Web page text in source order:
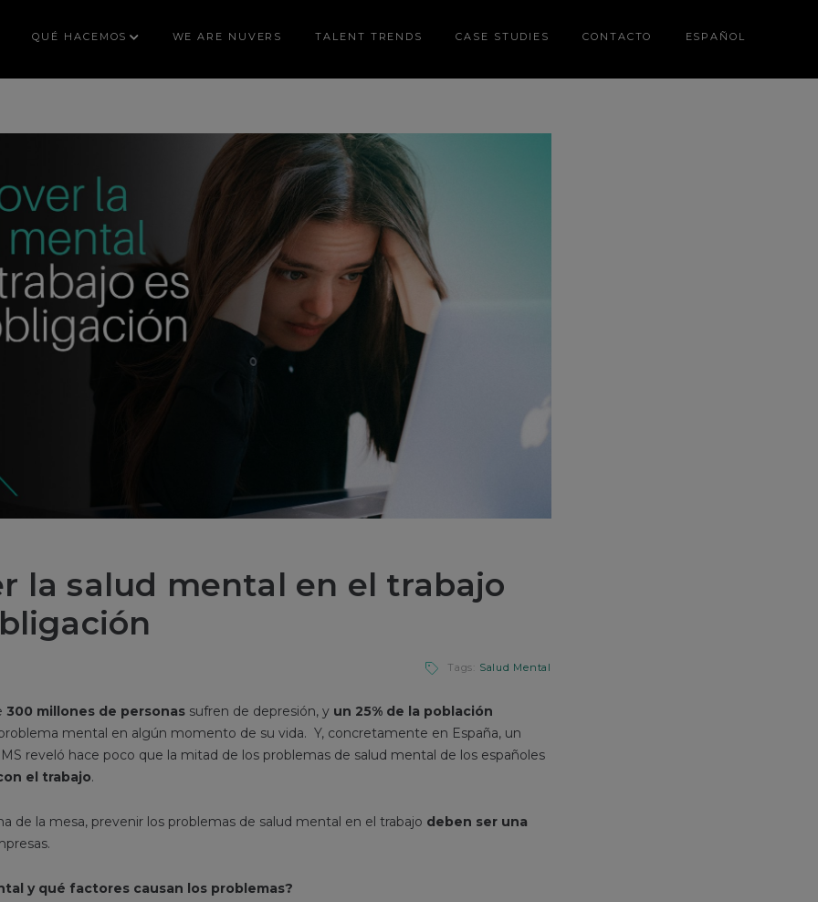
QUÉ HACEMOS WE ARE NUVERS TALENT TRENDS CASE STUDIES CONTACTO ESPAÑOL
la salud mental en el trabajo
Tags: Salud Mental
300 millones de personas sufren de depresión, y un 25% de la población
mental en algún momento de su vida. Y, concretamente en España, un
reveló hace poco que la mitad de los problemas de salud mental de los españoles
el trabajo.
de la mesa, prevenir los problemas de salud mental en el trabajo deben ser una
y qué factores causan los problemas?